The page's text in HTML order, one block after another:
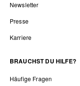
Newsletter
Presse
Karriere
BRAUCHST DU HILFE?
Häufige Fragen